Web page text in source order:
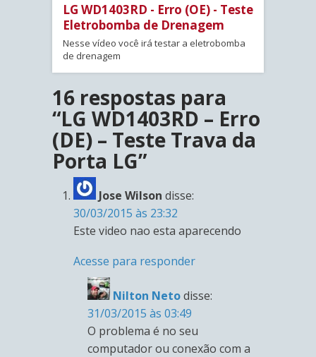
LG WD1403RD - Erro (OE) - Teste
Eletrobomba de Drenagem
Nesse vídeo você irá testar a eletrobomba
de drenagem
16 respostas para
“LG WD1403RD – Erro
(DE) – Teste Trava da
Porta LG”
Jose Wilson disse:
30/03/2015 às 23:32
Este video nao esta aparecendo
Acesse para responder
Nilton Netodisse:
31/03/2015 às 03:49
O problema é no seu
computador ou conexão com a